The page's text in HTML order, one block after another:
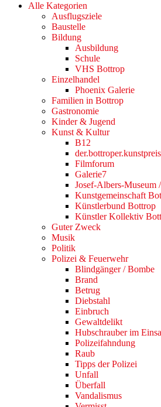
Alle Kategorien
Ausflugsziele
Baustelle
Bildung
Ausbildung
Schule
VHS Bottrop
Einzelhandel
Phoenix Galerie
Familien in Bottrop
Gastronomie
Kinder & Jugend
Kunst & Kultur
B12
der.bottroper.kunstpreis
Filmforum
Galerie7
Josef-Albers-Museum
Kunstgemeinschaft
Künstlerbund Bottrop
Künstler Kollektiv
Guter Zweck
Musik
Politik
Polizei & Feuerwehr
Blindgänger / Bombe
Brand
Betrug
Diebstahl
Einbruch
Gewaltdelikt
Hubschrauber im
Polizeifahndung
Raub
Tipps der Polizei
Unfall
Überfall
Vandalismus